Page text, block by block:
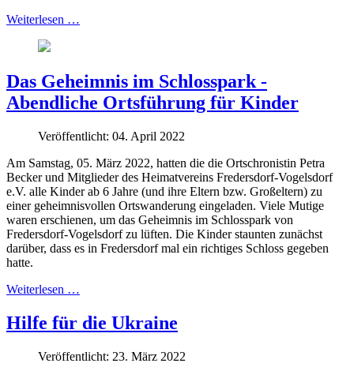
Weiterlesen …
Das Geheimnis im Schlosspark -
Abendliche Ortsführung für Kinder
Veröffentlicht: 04. April 2022
Am Samstag, 05. März 2022, hatten die die Ortschronistin Petra
Becker und Mitglieder des Heimatvereins Fredersdorf-Vogelsdorf
e.V. alle Kinder ab 6 Jahre (und ihre Eltern bzw. Großeltern) zu
einer geheimnisvollen Ortswanderung eingeladen. Viele Mutige
waren erschienen, um das Geheimnis im Schlosspark von
Fredersdorf-Vogelsdorf zu lüften. Die Kinder staunten zunächst
darüber, dass es in Fredersdorf mal ein richtiges Schloss gegeben
hatte.
Weiterlesen …
Hilfe für die Ukraine
Veröffentlicht: 23. März 2022